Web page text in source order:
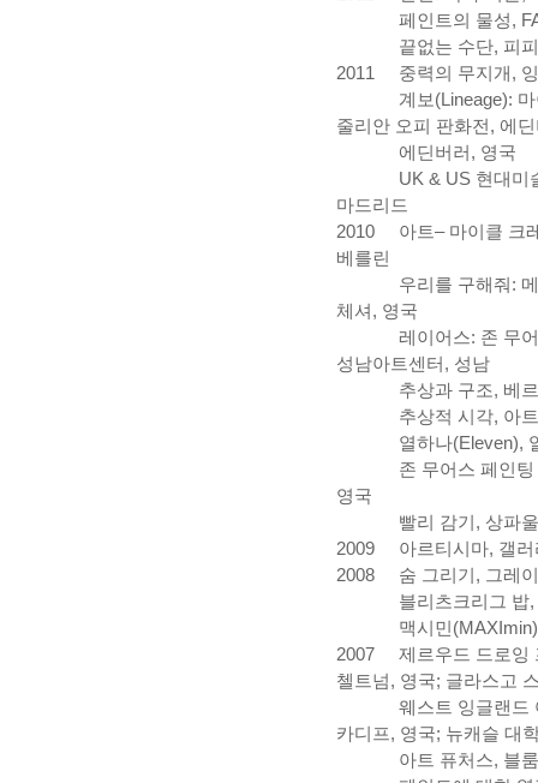
페인트의 물성,
끝없는 수단, 피피
2011 중력의 무지개,
계보(Lineage):
줄리안 오피 판화전, 에
에딘버러, 영국
UK & US 현대미
마드리드
2010 아트– 마이클 크
베를린
우리를 구해줘:
체셔, 영국
레이어스: 존 무어
성남아트센터, 성남
추상과 구조, 베
추상적 시각, 아트
열하나(Eleven),
존 무어스 페인팅
영국
빨리 감기, 상파
2009 아르티시마, 갤
2008 숨 그리기, 그레
블리츠크리그 밥,
맥시민
2007 제르우드 드로잉
첼트넘, 영국; 글라스고
웨스트 잉글랜드
카디프, 영국; 뉴캐슬 대
아트 퓨처스, 블